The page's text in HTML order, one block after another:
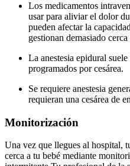
Los medicamentos
usar para aliviar el dolor
pueden afectar la
gestionan demasiado
La anestesia epidural
programados por cesárea.
Se requiere anestesia
requieran una cesárea de
Monitorización
Una vez que llegues al hospital,
cerca a tu bebé mediante